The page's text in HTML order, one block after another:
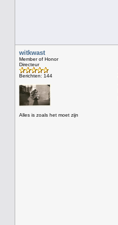
witkwast
Member of Honor
Directeur
Berichten: 144
Alles is zoals het moet zijn